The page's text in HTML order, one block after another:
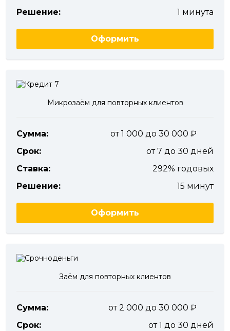
Решение:
1 минута
Оформить
Микрозаём для повторных клиентов
Сумма:
от 1 000 до 30 000
Срок:
от 7 до 30 дней
Ставка:
292% годовых
Решение:
15 минут
Оформить
Заём для повторных клиентов
Сумма:
от 2 000 до 30 000
Срок:
от 1 до 30 дней